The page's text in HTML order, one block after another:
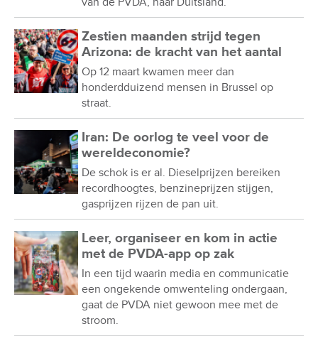
Zestien maanden strijd tegen
Arizona: de kracht van het aantal
Op 12 maart kwamen meer dan
honderdduizend mensen in Brussel op
straat.
Iran: De oorlog te veel voor de
wereldeconomie?
De schok is er al. Dieselprijzen bereiken
recordhoogtes, benzineprijzen stijgen,
gasprijzen rijzen de pan uit.
Leer, organiseer en kom in actie
met de PVDA-app op zak
In een tijd waarin media en communicatie
een ongekende omwenteling ondergaan,
gaat de PVDA niet gewoon mee met de
stroom.